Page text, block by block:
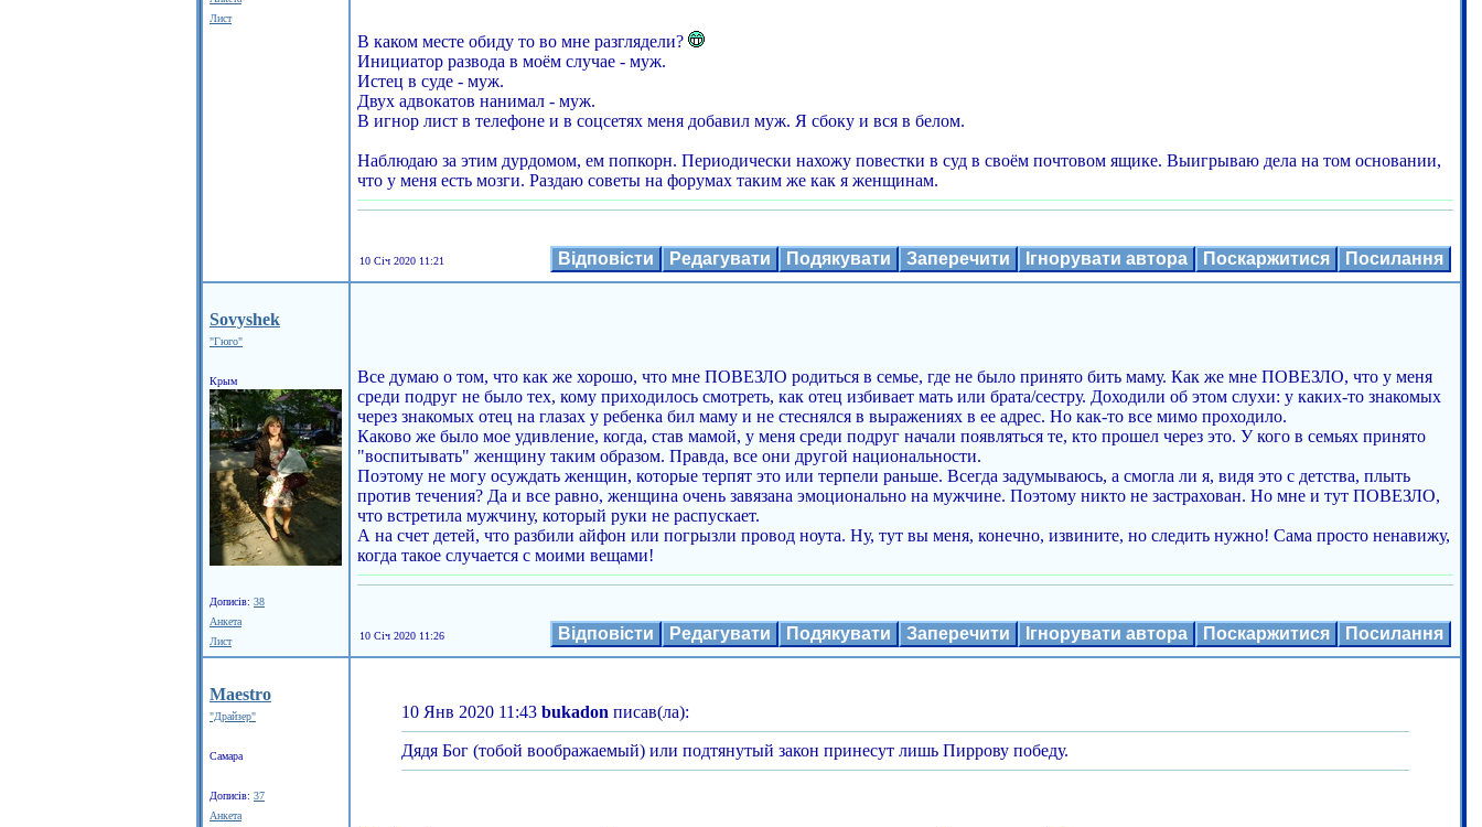
Лист
В каком месте обиду то во мне разглядели?
Инициатор развода в моём случае - муж.
Истец в суде - муж.
Двух адвокатов нанимал - муж.
В игнор лист в телефоне и в соцсетях меня добавил муж. Я сбоку и вся в белом.
Наблюдаю за этим дурдомом, ем попкорн. Периодически нахожу повестки в суд в своём почтовом ящике. Выигрываю дела на том основании,
что у меня есть мозги. Раздаю советы на форумах таким же как я женщинам.
10 Січ 2020 11:21 Відповісти Редагувати Подякувати Заперечити Ігнорувати автора Поскаржитися Посилання
Sovyshek
"Гюго"
Крым
Дописів: 38
Анкета
Лист
Все думаю о том, что как же хорошо, что мне ПОВЕЗЛО родиться в семье, где не было принято бить маму. Как же мне ПОВЕЗЛО, что у меня
среди подруг не было тех, кому приходилось смотреть, как отец избивает мать или брата/сестру. Доходили об этом слухи: у каких-то знакомых
через знакомых отец на глазах у ребенка бил маму и не стеснялся в выражениях в ее адрес. Но как-то все мимо проходило.
Каково же было мое удивление, когда, став мамой, у меня среди подруг начали появляться те, кто прошел через это. У кого в семьях принято
"воспитывать" женщину таким образом. Правда, все они другой национальности.
Поэтому не могу осуждать женщин, которые терпят это или терпели раньше. Всегда задумываюсь, а смогла ли я, видя это с детства, плыть
против течения? Да и все равно, женщина очень завязана эмоционально на мужчине. Поэтому никто не застрахован. Но мне и тут ПОВЕЗЛО,
что встретила мужчину, который руки не распускает.
А на счет детей, что разбили айфон или погрызли провод ноута. Ну, тут вы меня, конечно, извините, но следить нужно! Сама просто ненавижу,
когда такое случается с моими вещами!
10 Січ 2020 11:26 Відповісти Редагувати Подякувати Заперечити Ігнорувати автора Поскаржитися Посилання
Maestro
"Драйзер"
Самара
Дописів: 37
Анкета
10 Янв 2020 11:43 bukadon писав(ла):
Дядя Бог (тобой воображаемый) или подтянутый закон принесут лишь Пиррову победу.